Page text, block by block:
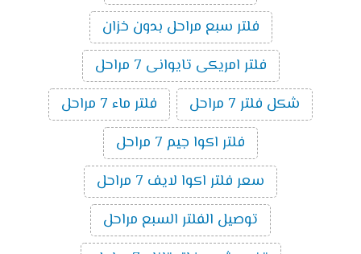
فلتر سبع مراحل بدون خزان
فلتر امريكى تايوانى 7 مراحل
شكل فلتر 7 مراحل
فلتر ماء 7 مراحل
فلتر اكوا جيم 7 مراحل
سعر فلتر اكوا لايف 7 مراحل
توصيل الفلتر السبع مراحل